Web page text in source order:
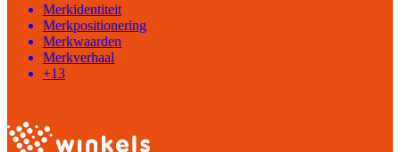
Merkidentiteit
Merkpositionering
Merkwaarden
Merkverhaal
+13